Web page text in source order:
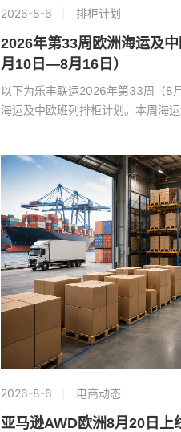
2026-8-6 排柜计划
2026年第33周欧洲海运及
月10日—8月16日）
以下为乐丰联运2026年第33周（8
海运及中欧班列排柜计划。本周海
2026-8-6 电商动态
亚马逊AWD欧洲8月20日上